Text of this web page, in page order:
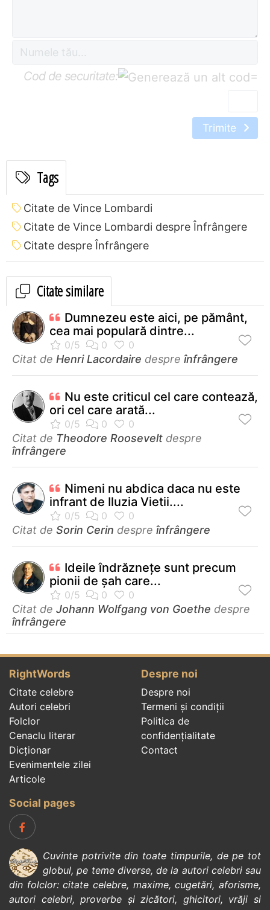
Cod de securitate: =
Trimite
Tags
Citate de Vince Lombardi
Citate de Vince Lombardi despre Înfrângere
Citate despre Înfrângere
Citate similare
Dumnezeu este aici, pe pământ,
cea mai populară dintre...
Citat de Henri Lacordaire despre înfrângere
Nu este criticul cel care contează,
ori cel care arată...
Citat de Theodore Roosevelt despre
înfrângere
Nimeni nu abdica daca nu este
infrant de Iluzia Vietii....
Citat de Sorin Cerin despre înfrângere
Ideile îndrăzneţe sunt precum
pionii de şah care...
Citat de Johann Wolfgang von Goethe despre
înfrângere
RightWords
Citate celebre
Autori celebri
Folclor
Cenaclu literar
Dicționar
Evenimentele zilei
Articole
Despre noi
Despre noi
Termeni și condiții
Politica de
confidenţialitate
Contact
Social pages
Cuvinte potrivite din toate timpurile, de pe tot
globul, pe teme diverse, de la autori celebrisau
din folclor:citate celebre, maxime,cugetări,aforisme,
autori celebri,proverbe și zicători, ghicitori, vrăji si